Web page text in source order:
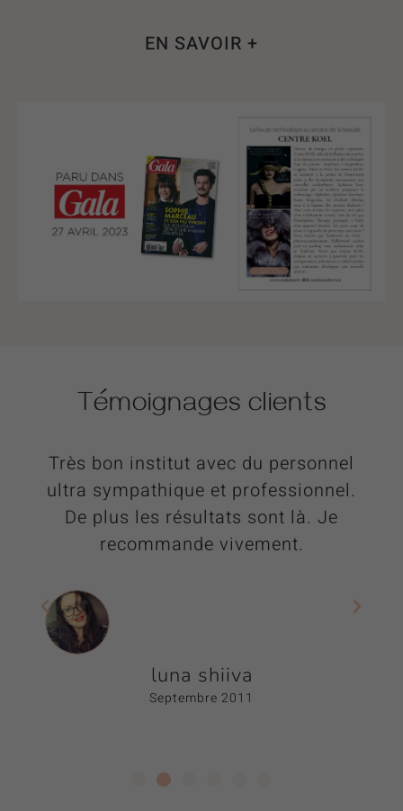
EN SAVOIR +
Témoignages clients
Très bon institut avec du personnel
ultra sympathique et professionnel.
De plus les résultats sont là. Je
recommande vivement.
luna shiiva
Septembre 2011